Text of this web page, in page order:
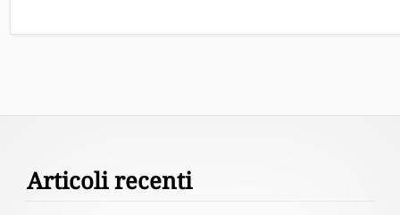
Footer
Content
Articoli recenti